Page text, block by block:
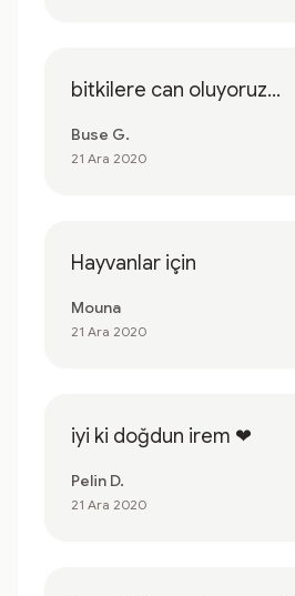
bitkilere can oluyoruz...
Buse G.
21 Ara 2020
Hayvanlar için
Mouna
21 Ara 2020
iyi ki doğdun irem ❤
Pelin D.
21 Ara 2020